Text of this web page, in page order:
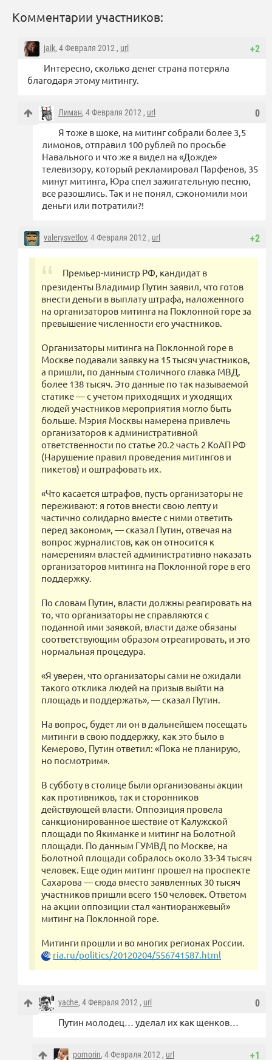
Комментарии участников:
+2
jaik, 4 Февраля 2012 , url
Интересно, сколько денег страна потеряла
благодаря этому митингу.
0
Лиман, 4 Февраля 2012 , url
Я тоже в шоке, на митинг собрали более 3,5
лимонов, отправил 100 рублей по просьбе
Навального и что же я видел на «Дожде»
телевизору, который рекламировал Парфенов, 35
минут митинга, Юра спел зажигательную песню,
все разошлись. Так и не понял, сэкономили мои
деньги или потратили?!
+2
valerysvetlov, 4 Февраля 2012 , url
Премьер-министр РФ, кандидат в
президенты Владимир Путин заявил, что готов
внести деньги в выплату штрафа, наложенного
на организаторов митинга на Поклонной горе за
превышение численности его участников.
Организаторы митинга на Поклонной горе в
Москве подавали заявку на 15 тысяч участников,
а пришли, по данным столичного главка МВД,
более 138 тысяч. Это данные по так называемой
статике — с учетом приходящих и уходящих
людей участников мероприятия могло быть
больше. Мэрия Москвы намерена привлечь
организаторов к административной
ответственности по статье 20.2 часть 2 КоАП РФ
(Нарушение правил проведения митингов и
пикетов) и оштрафовать их.
«Что касается штрафов, пусть организаторы не
переживают: я готов внести свою лепту и
частично солидарно вместе с ними ответить
перед законом», — сказал Путин, отвечая на
вопрос журналистов, как он относится к
намерениям властей административно наказать
организаторов митинга на Поклонной горе в его
поддержку.
По словам Путин, власти должны реагировать на
то, что организаторы не справляются с
поданной ими заявкой, власти даже обязаны
соответствующим образом отреагировать, и это
нормальная процедура.
«Я уверен, что организаторы сами не ожидали
такого отклика людей на призыв выйти на
площадь и поддержать», — сказал Путин.
На вопрос, будет ли он в дальнейшем посещать
митинги в свою поддержку, как это было в
Кемерово, Путин ответил: «Пока не планирую,
но посмотрим».
В субботу в столице были организованы акции
как противников, так и сторонников
действующей власти. Оппозиция провела
санкционированное шествие от Калужской
площади по Якиманке и митинг на Болотной
площади. По данным ГУМВД по Москве, на
Болотной площади собралось около 33-34 тысяч
человек. Еще один митинг прошел на проспекте
Сахарова — сюда вместо заявленных 30 тысяч
участников пришли всего 150 человек. Ответом
на акции оппозиции стал «антиоранжевый»
митинг на Поклонной горе.
Митинги прошли и во многих регионах России.
ria.ru/politics/20120204/556741587.html
0
yache, 4 Февраля 2012 , url
Путин молодец… уделал их как щенков…
+1
pomorin, 4 Февраля 2012 , url